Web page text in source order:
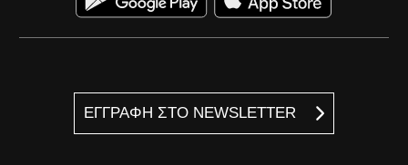
ΕΓΓΡΑΦΗ ΣΤΟ NEWSLETTER